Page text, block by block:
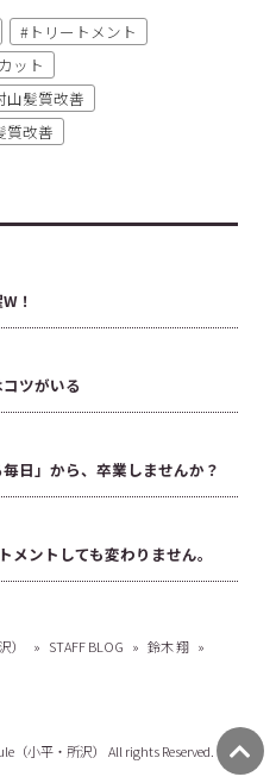
トリートメント
ット
山髪質改善
質改善
！
ツがいる
毎日」から、卒業しませんか？
メントしても変わりません。
） » STAFF BLOG » 鈴木 翔 »
小平・所沢） All rights Reserved.